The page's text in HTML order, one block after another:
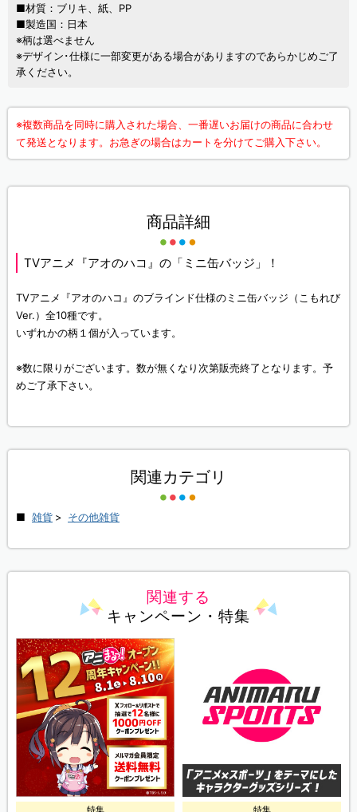
■材質：ブリキ、紙、PP
■製造国：日本
※柄は選べません
※デザイン･仕様に一部変更がある場合がありますのであらかじめご了
承ください。
※複数商品を同時に購入された場合、一番遅いお届けの商品に合わせ
て発送となります。お急ぎの場合はカートを分けてご購入下さい。
商品詳細
TVアニメ『アオのハコ』の「ミニ缶バッジ」！
TVアニメ『アオのハコ』のブラインド仕様のミニ缶バッジ（こもれび
Ver.）全10種です。
いずれかの柄１個が入っています。
※数に限りがございます。数が無くなり次第販売終了となります。予
めご了承下さい。
関連カテゴリ
雑貨 > その他雑貨
関連する
キャンペーン・特集
特集 特集